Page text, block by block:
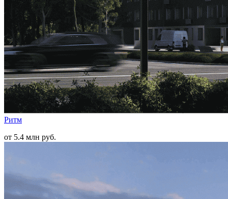
Ритм
от 5.4 млн руб.